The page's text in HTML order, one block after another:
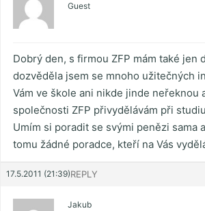
Guest
Dobrý den, s firmou ZFP mám také jen
dozvěděla jsem se mnoho užitečných
Vám ve škole ani nikde jinde neřeknou
společnosti ZFP přivydělávám při
Umím si poradit se svými penězi sama
tomu žádné poradce, kteří na Vás
17.5.2011 (21:39)REPLY
Jakub